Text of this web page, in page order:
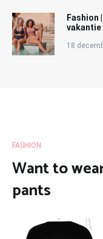
Fashion
vakantie
18
FASHION
Want to
pants